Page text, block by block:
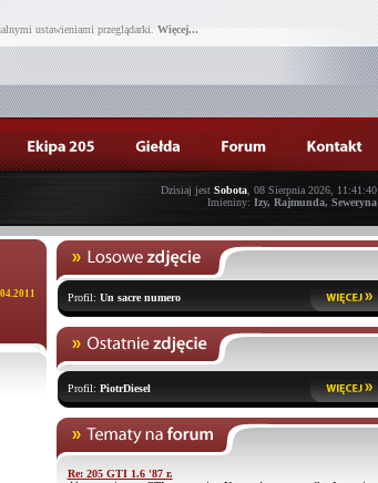
ustawieniami przeglądarki. Więcej...
Dzisiaj jest Sobota, 08 Sierpnia 2026, 11:41:40
Imieniny: Izy, Rajmunda, Seweryna
Profil: Un sacre numero
Profil: PiotrDiesel
Re: 205 GTI 1.6 '87 r.